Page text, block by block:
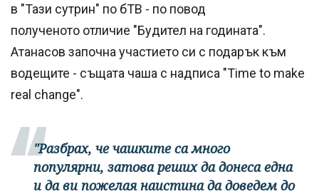
в "Тази сутрин" по бТВ - по повод
полученото отличие "Будител на годината".
Атанасов започна участието си с подарък към
водещите - същата чаша с надписа "Time to make
real change".
"Разбрах, че чашките са много
популярни, затова реших да донеса една
и да ви пожелая наистина да доведем до